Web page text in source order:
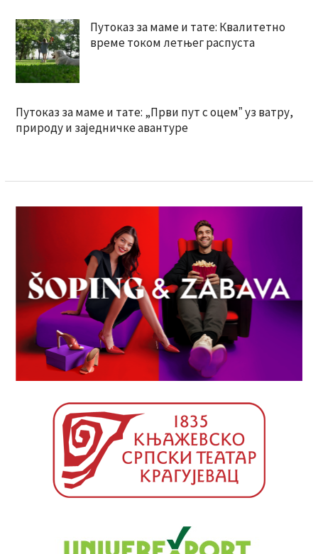
Путоказ за маме и тате: Квалитетно
време током летњег распуста
Путоказ за маме и тате: „Први пут с оцемˮ уз ватру,
природу и заједничке авантуре